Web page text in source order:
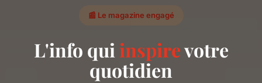
📰 Le magazine engagé
L'info qui inspirevotre
quotidien